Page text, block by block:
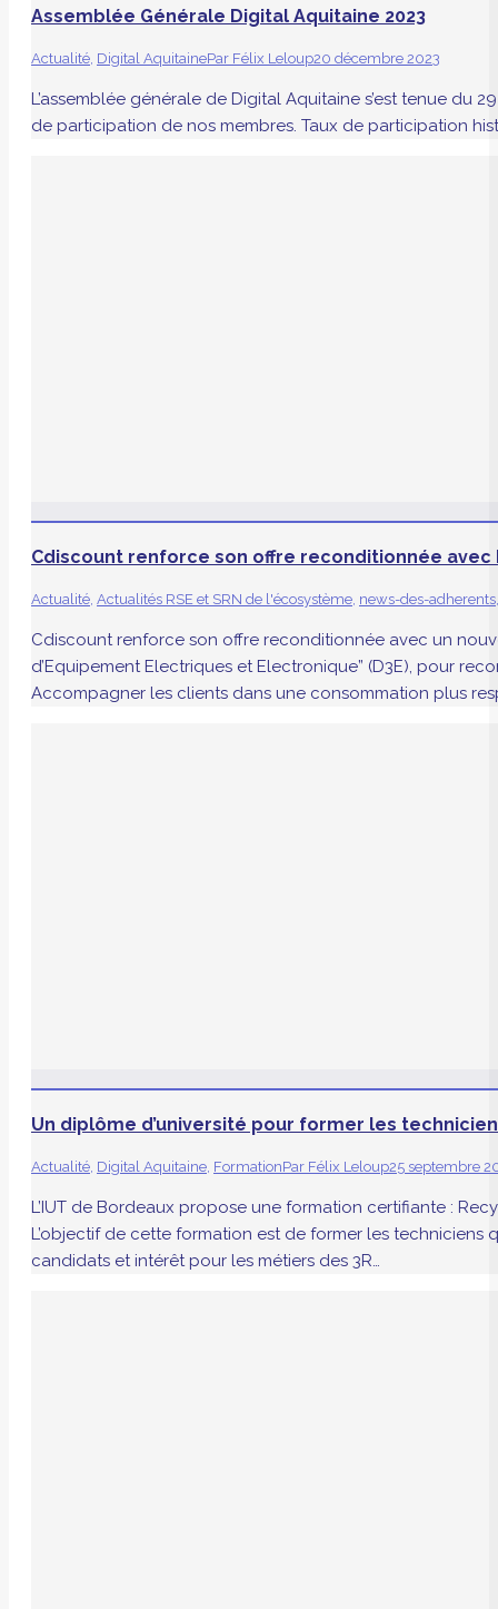
Assemblée Générale Digital Aquitaine 2023
Actualité Digital AquitainePar Félix Leloup20 décembre 2023
L’assemblée générale de Digital Aquitaine s’est tenue du
de participation de nos membres. Taux de participation
Cdiscount renforce son offre reconditionnée avec
Actualité Actualités RSE et SRN de l'écosystème news-des-adherents
Cdiscount renforce son offre reconditionnée avec un
d’Equipement Electriques et Electronique” (D3E), pour
Accompagner les clients dans une consommation plus
Un diplôme d’université pour former les
Actualité Digital Aquitaine FormationPar Félix Leloup25 septembre
L’IUT de Bordeaux propose une formation certifiante :
L’objectif de cette formation est de former les techniciens
candidats et intérêt pour les métiers des 3R…